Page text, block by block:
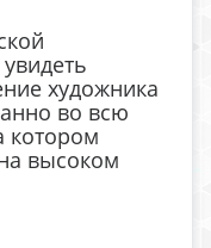
художника
во всю
котором
высоком